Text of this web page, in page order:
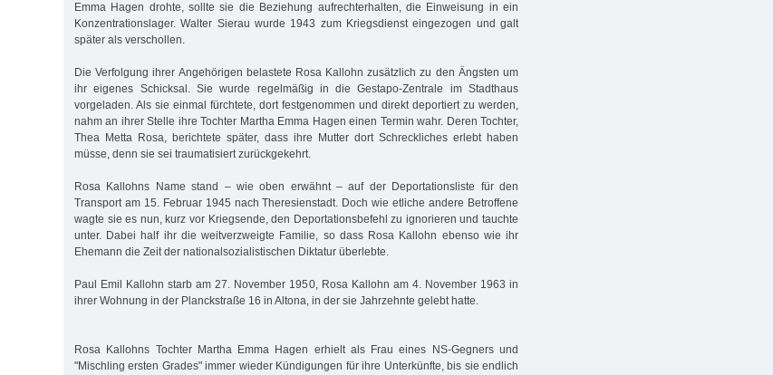
Emma Hagen drohte, sollte sie die Beziehung aufrechterhalten, die Einweisung in ein
Konzentrationslager. Walter Sierau wurde 1943 zum Kriegsdienst eingezogen und galt
später als verschollen.
Die Verfolgung ihrer Angehörigen belastete Rosa Kallohn zusätzlich zu den Ängsten um
ihr eigenes Schicksal. Sie wurde regelmäßig in die Gestapo-Zentrale im Stadthaus
vorgeladen. Als sie einmal fürchtete, dort festgenommen und direkt deportiert zu werden,
nahm an ihrer Stelle ihre Tochter Martha Emma Hagen einen Termin wahr. Deren Tochter,
Thea Metta Rosa, berichtete später, dass ihre Mutter dort Schreckliches erlebt haben
müsse, denn sie sei traumatisiert zurückgekehrt.
Rosa Kallohns Name stand – wie oben erwähnt – auf der Deportationsliste für den
Transport am 15. Februar 1945 nach Theresienstadt. Doch wie etliche andere Betroffene
wagte sie es nun, kurz vor Kriegsende, den Deportationsbefehl zu ignorieren und tauchte
unter. Dabei half ihr die weitverzweigte Familie, so dass Rosa Kallohn ebenso wie ihr
Ehemann die Zeit der nationalsozialistischen Diktatur überlebte.
Paul Emil Kallohn starb am 27. November 1950, Rosa Kallohn am 4. November 1963 in
ihrer Wohnung in der Planckstraße 16 in Altona, in der sie Jahrzehnte gelebt hatte.
Rosa Kallohns Tochter Martha Emma Hagen erhielt als Frau eines NS-Gegners und
"Mischling ersten Grades" immer wieder Kündigungen für ihre Unterkünfte, bis sie endlich